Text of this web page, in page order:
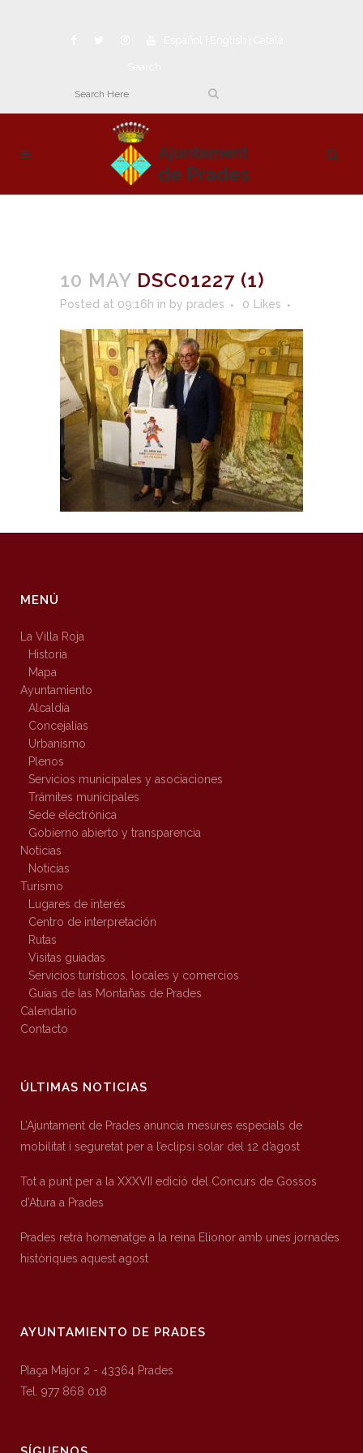
10 MAY DSC01227 (1)
Posted at 09:16h in by prades 0 Likes
MENÚ
La Villa Roja
Historia
Mapa
Ayuntamiento
Alcaldía
Concejalías
Urbanismo
Plenos
Servicios municipales y asociaciones
Trámites municipales
Sede electrónica
Gobierno abierto y transparencia
Noticias
Noticias
Turismo
Lugares de interés
Centro de interpretación
Rutas
Visitas guiadas
Servicios turísticos, locales y comercios
Guías de las Montañas de Prades
Calendario
Contacto
ÚLTIMAS NOTICIAS
L’Ajuntament de Prades anuncia mesures especials de
mobilitat i seguretat per a l’eclipsi solar del 12 d’agost
Tot a punt per a la XXXVII edició del Concurs de Gossos
d’Atura a Prades
Prades retrà homenatge a la reina Elionor amb unes jornades
històriques aquest agost
AYUNTAMIENTO DE PRADES
Plaça Major 2 - 43364 Prades
Tel. 977 868 018